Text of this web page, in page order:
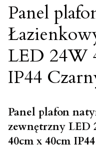
Panel
LED 24W
IP44
Panel plafon
zewnętrzny LED
40cm x 40cm